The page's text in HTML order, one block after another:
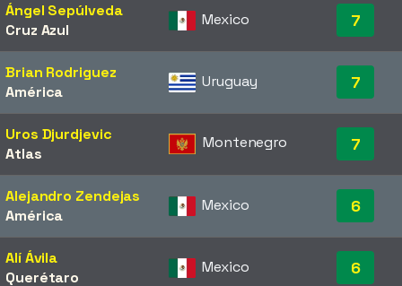
Ángel Sepúlveda
Cruz Azul
Mexico 7
Brian Rodriguez
América
Uruguay 7
Uros Djurdjevic
Atlas
Montenegro 7
Alejandro Zendejas
América
Mexico 6
Alí Ávila
Querétaro
Mexico 6